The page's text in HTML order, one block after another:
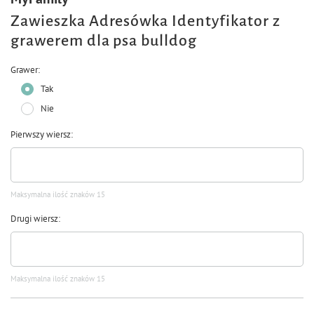
Zawieszka Adresówka Identyfikator z
grawerem dla psa bulldog
Grawer
Tak
Nie
Pierwszy wiersz
Maksymalna ilość znaków 15
Drugi wiersz
Maksymalna ilość znaków 15